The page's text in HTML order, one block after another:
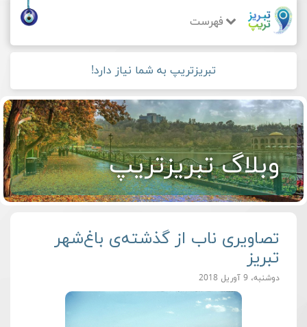
فهرست
تبریزتریپ به شما نیاز دارد!
وبلاگ تبریزتریپ
تصاویری ناب از گذشته‌ی باغ‌شهر
تبریز
دوشنبه، 9 آوریل 2018